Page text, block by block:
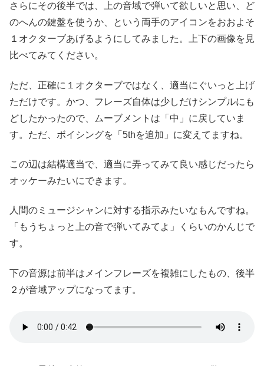
さらにその後半では、上の音域で弾いて欲しいと思い、ど
のへんの鍵盤を使うか、という両手のアイコンをおおよそ
１オクターブあげるようにしてみました。上下の画像を見
比べてみてください。
ただ、正確に１オクターブではなく、適当にぐいっと上げ
ただけです。かつ、フレーズ自体は少しだけシンプルにも
どしたかったので、ムーブメントは「中」に戻していま
す。ただ、ボイシングを「5thを追加」に変えてますね。
この辺は結構適当で、適当に弄ってみて良い感じだったら
オッケーみたいにできます。
人間のミュージシャンに対する指示みたいなもんですね。
「もうちょっと上の音で弾いてみてよ」くらいのかんじで
す。
下の音源は前半はメインフレーズを複雑にしたもの、後半
２が音域アップになってます。